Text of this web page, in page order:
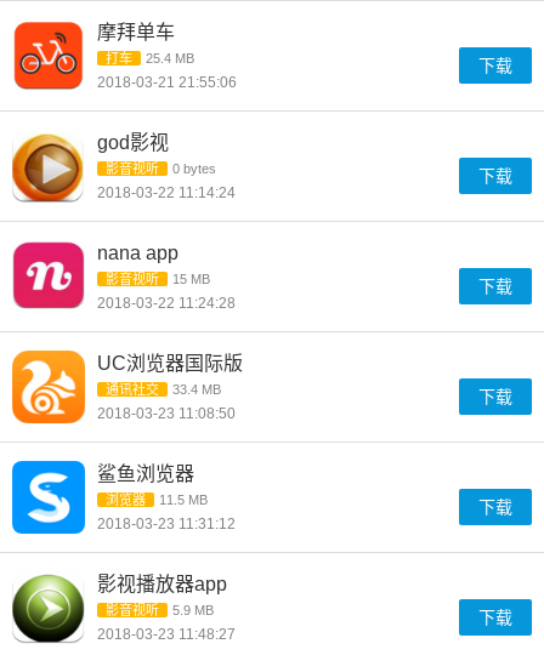
摩拜单车
打车 25.4 MB
2018-03-21 21:55:06
下载
god影视
影音视听 0 bytes
2018-03-22 11:14:24
下载
nana app
影音视听 15 MB
2018-03-22 11:24:28
下载
UC浏览器国际版
通讯社交 33.4 MB
2018-03-23 11:08:50
下载
鲨鱼浏览器
浏览器 11.5 MB
2018-03-23 11:31:12
下载
影视播放器app
影音视听 5.9 MB
2018-03-23 11:48:27
下载